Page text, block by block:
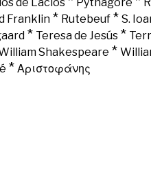
Franklin* Rutebeuf* S.
* Teresa de Jesús*
Shakespeare *
* Αριστοφάνης